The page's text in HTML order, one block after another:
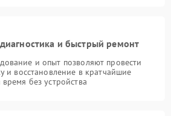
и быстрый ремонт
и опыт позволяют провести
и восстановление в кратчайшие
без устройства